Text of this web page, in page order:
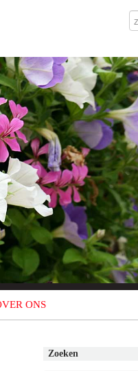
ONS
Zoeken